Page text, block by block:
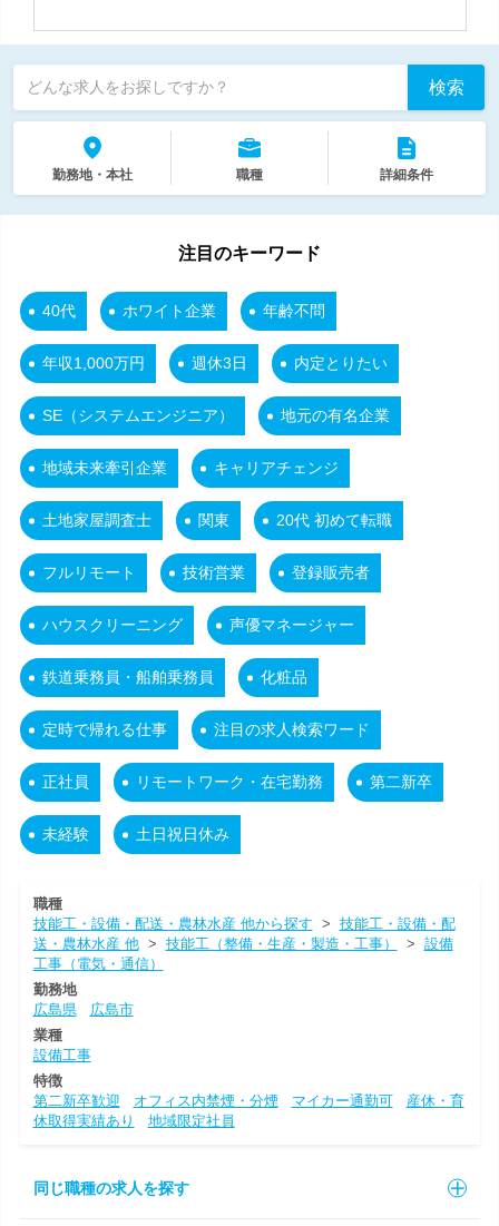
どんな求人をお探しですか？ 検索
勤務地・本社 職種 詳細条件
注目のキーワード
40代 ホワイト企業 年齢不問
年収1,000万円 週休3日 内定とりたい
SE（システムエンジニア） 地元の有名企業
地域未来牽引企業 キャリアチェンジ
土地家屋調査士 関東 20代 初めて転職
フルリモート 技術営業 登録販売者
ハウスクリーニング 声優マネージャー
鉄道乗務員・船舶乗務員 化粧品
定時で帰れる仕事 注目の求人検索ワード
正社員 リモートワーク・在宅勤務 第二新卒
未経験 土日祝日休み
職種
技能工・設備・配送・農林水産 他から探す > 技能工・設備・配
送・農林水産 他> 技能工（整備・生産・製造・工事） > 設備
工事（電気・通信）
勤務地
広島県
広島市
業種
設備工事
特徴
第二新卒歓迎
オフィス内禁煙・分煙 マイカー通勤可
産休・育
休取得実績あり
地域限定社員
同じ職種の求人を探す